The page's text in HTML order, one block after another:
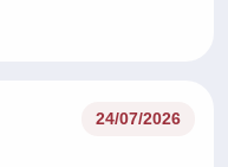
24/07/2026